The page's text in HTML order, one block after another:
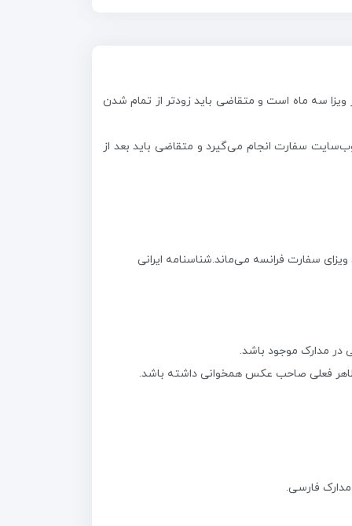
ویزا سه ماه است و متقاضی باید زودتر از تمام شدن
سفارت انجام می‌گیرد و متقاضی باید بعد از
سفارت فرانسه می‌ماند.شناسنامه ایرانی
در مدارک موجود باشد.
فارسی.